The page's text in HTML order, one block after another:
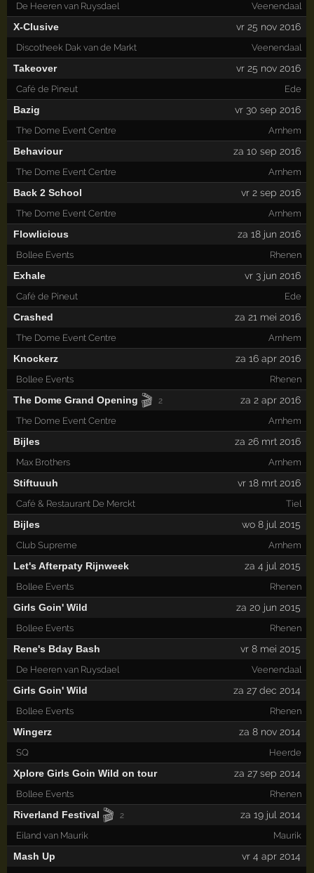
De Heeren van Ruysdael Veenendaal
X-Clusive vr 25 nov 2016
Discotheek Dak van de Markt Veenendaal
Takeover vr 25 nov 2016
Café de Pineut Ede
Bazig vr 30 sep 2016
The Dome Event Centre Arnhem
Behaviour za 10 sep 2016
The Dome Event Centre Arnhem
Back 2 School vr 2 sep 2016
The Dome Event Centre Arnhem
Flowlicious za 18 jun 2016
Bollee Events Rhenen
Exhale vr 3 jun 2016
Café de Pineut Ede
Crashed za 21 mei 2016
The Dome Event Centre Arnhem
Knockerz za 16 apr 2016
Bollee Events Rhenen
The Dome Grand Opening 🎬 2 za 2 apr 2016
The Dome Event Centre Arnhem
Bijles za 26 mrt 2016
Max Brothers Arnhem
Stiftuuuh vr 18 mrt 2016
Café & Restaurant De Merckt Tiel
Bijles wo 8 jul 2015
Club Supreme Arnhem
Let's Afterpaty Rijnweek za 4 jul 2015
Bollee Events Rhenen
Girls Goin' Wild za 20 jun 2015
Bollee Events Rhenen
Rene's Bday Bash vr 8 mei 2015
De Heeren van Ruysdael Veenendaal
Girls Goin' Wild za 27 dec 2014
Bollee Events Rhenen
Wingerz za 8 nov 2014
SQ Heerde
Xplore Girls Goin Wild on tour za 27 sep 2014
Bollee Events Rhenen
Riverland Festival 🎬 2 za 19 jul 2014
Eiland van Maurik Maurik
Mash Up vr 4 apr 2014